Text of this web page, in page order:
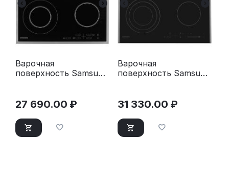
Варочная
поверхность Samsung
27 690.00 ₽
Варочная
поверхность Samsung
31 330.00 ₽